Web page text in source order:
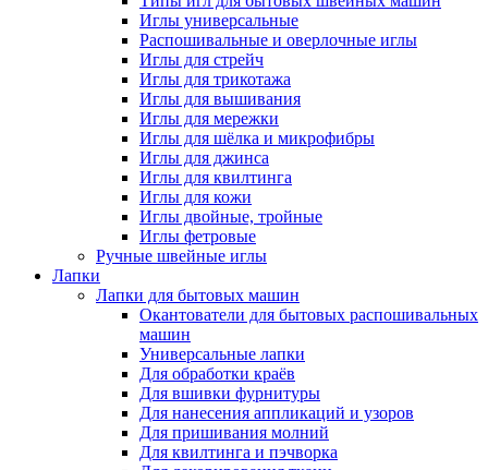
Иглы универсальные
Распошивальные и оверлочные иглы
Иглы для стрейч
Иглы для трикотажа
Иглы для вышивания
Иглы для мережки
Иглы для шёлка и микрофибры
Иглы для джинса
Иглы для квилтинга
Иглы для кожи
Иглы двойные, тройные
Иглы фетровые
Ручные швейные иглы
Лапки
Лапки для бытовых машин
Окантователи для бытовых распошивальных
машин
Универсальные лапки
Для обработки краёв
Для вшивки фурнитуры
Для нанесения аппликаций и узоров
Для пришивания молний
Для квилтинга и пэчворка